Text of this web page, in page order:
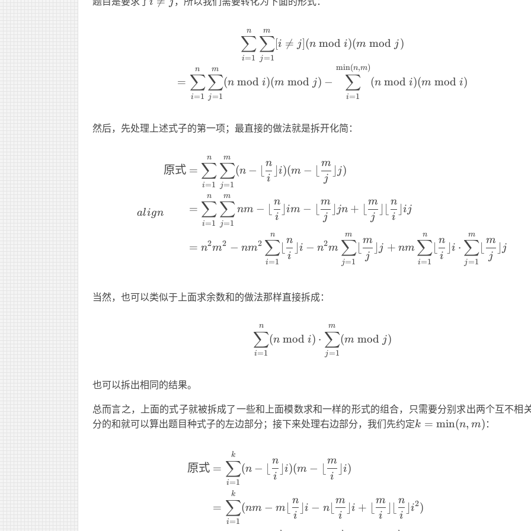
i=1
∑
n
j=1
∑
m
[i 
= j](n mod i)(m mod j)
=
i=1
∑
n
j=1
∑
m
(n mod i)(m mod j) −
i=1
∑
min(n,m)
(n mod i)(m mod i)
然后，先处理上述式子的第一项；最直接的做法就是拆开化简：
{align} \begin{aligned} 原式
align
原式 =
i=1
∑
n
j=1
∑
m
(n −
i
n
i)(m −
j
m
j)
=
i=1
∑
n
j=1
∑
m
nm −
i
n
im −
j
m
jn +
j
m
i
n
ij
= n2m2 − nm2
i=1
∑
n
i
n
i − n2m
j=1
∑
m
j
m
j + nm
i=1
∑
n
i
n
i ⋅
j =1
∑
m
j
m
j
当然，也可以类似于上面求余数和的做法那样直接拆成：
\sum_{i=1}^n(n\ \text{mod}\ i)
i=1
∑
n
(n mod i) ⋅
j =1
∑
m
(m mod j)
也可以拆出相同的结果。
总而言之，上面的式子就被拆成了一些和上面模数求和一样的形式的组合，只需要分别求出两个互不相
分的和就可以算出题目种式子的左边部分；接下来处理右边部分，我们先约定k =
k = min(n, m)：
\begin{aligned} 原式 &=
原式 =
i=1
∑
k
(n − ⌊
i
n
⌋i)(m − ⌊
i
m
⌋i)
=
i=1
∑
k
(nm − m⌊
i
n
⌋i − n⌊
i
m
⌋i + ⌊
i
m
⌋ ⌊
i
n
⌋i2)